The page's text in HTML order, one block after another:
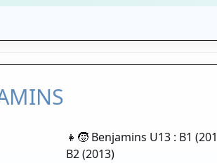
👧🧒 Benjamins U13 : B1
B2 (2013)